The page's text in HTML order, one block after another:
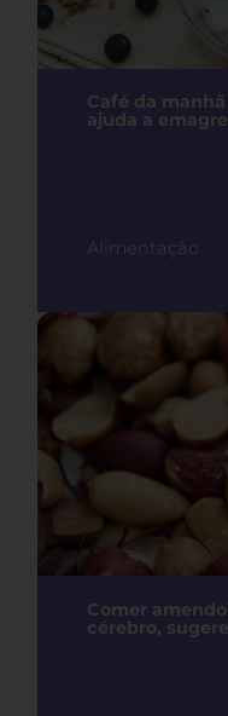
Café da
ajuda a
Alimentação
Comer
cérebro,